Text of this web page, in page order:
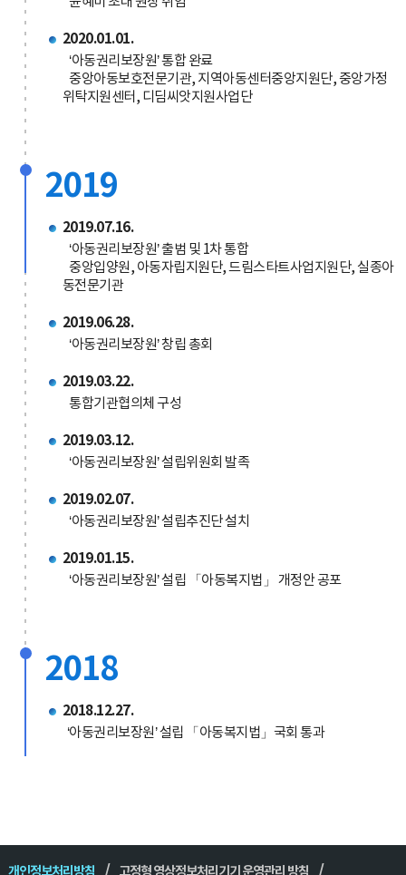
2020.01.01.
‘아동권리보장원’ 통합 완료
중앙아동보호전문기관, 지역아동센터중앙지원단, 중앙가정
위탁지원센터, 디딤씨앗지원사업단
2019
2019.07.16.
‘아동권리보장원’ 출범 및 1차 통합
중앙입양원, 아동자립지원단, 드림스타트사업지원단, 실종아
동전문기관
2019.06.28.
‘아동권리보장원’ 창립 총회
2019.03.22.
통합기관협의체 구성
2019.03.12.
‘아동권리보장원’ 설립위원회 발족
2019.02.07.
‘아동권리보장원’ 설립추진단 설치
2019.01.15.
‘아동권리보장원’ 설립 「아동복지법」 개정안 공포
2018
2018.12.27.
‘아동권리보장원’ 설립 「아동복지법」국회 통과
개인정보처리방침 고정형 영상정보처리기기 운영관리 방침